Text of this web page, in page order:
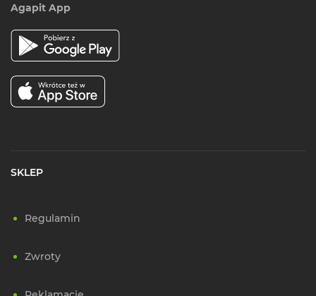
Agapit App
SKLEP
Regulamin
Zwroty